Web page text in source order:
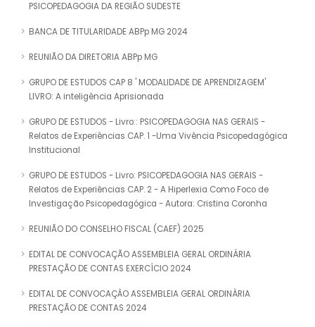
PSICOPEDAGOGIA DA REGIÃO SUDESTE
BANCA DE TITULARIDADE ABPp MG 2024
REUNIÃO DA DIRETORIA ABPp MG
GRUPO DE ESTUDOS CAP 8 ' MODALIDADE DE APRENDIZAGEM'
LIVRO: A inteligência Aprisionada
GRUPO DE ESTUDOS - Livro:: PSICOPEDAGOGIA NAS GERAIS -
Relatos de Experiências CAP. 1 -Uma Vivência Psicopedagógica
Institucional
GRUPO DE ESTUDOS - Livro: PSICOPEDAGOGIA NAS GERAIS -
Relatos de Experiências CAP. 2 - A Hiperlexia Como Foco de
Investigação Psicopedagógica - Autora: Cristina Coronha
REUNIÃO DO CONSELHO FISCAL (CAEF) 2025
EDITAL DE CONVOCAÇÃO ASSEMBLEIA GERAL ORDINÁRIA
PRESTAÇÃO DE CONTAS EXERCÍCIO 2024
EDITAL DE CONVOCAÇÂO ASSEMBLEIA GERAL ORDINÀRIA
PRESTAÇÃO DE CONTAS 2024